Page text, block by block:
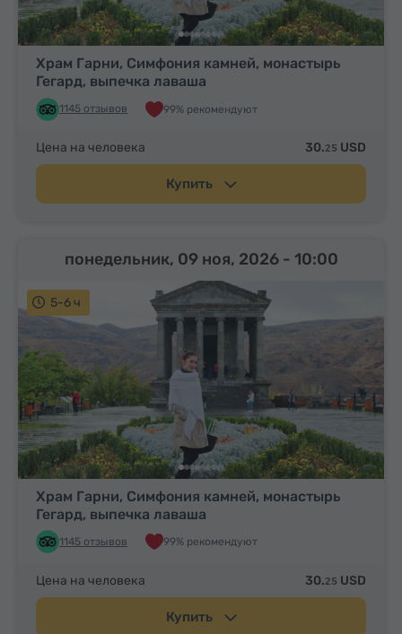
Храм Гарни, Симфония камней, монастырь
Гегард, выпечка лаваша
1145 отзывов 99% рекомендуют
Цена на человека 30.25 USD
Купить
5-6 ч
Храм Гарни, Симфония камней, монастырь
Гегард, выпечка лаваша
1145 отзывов 99% рекомендуют
понедельник, 09 ноя, 2026 - 10:00
Цена на человека 30.25 USD
Купить